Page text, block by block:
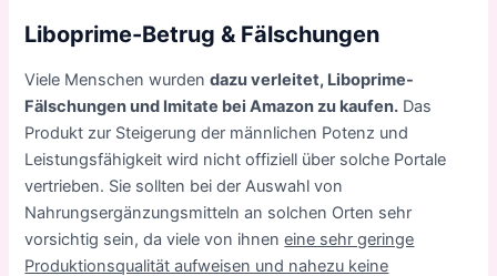
Liboprime-Betrug & Fälschungen
Viele Menschen wurdendazu verleitet, Liboprime-
Fälschungen und Imitate bei Amazon zu kaufen. Das
Produkt zur Steigerung der männlichen Potenz und
Leistungsfähigkeit wird nicht offiziell über solche Portale
vertrieben. Sie sollten bei der Auswahl von
Nahrungsergänzungsmitteln an solchen Orten sehr
vorsichtig sein, da viele von ihneneine sehr geringe
Produktionsqualität aufweisen und nahezu keine